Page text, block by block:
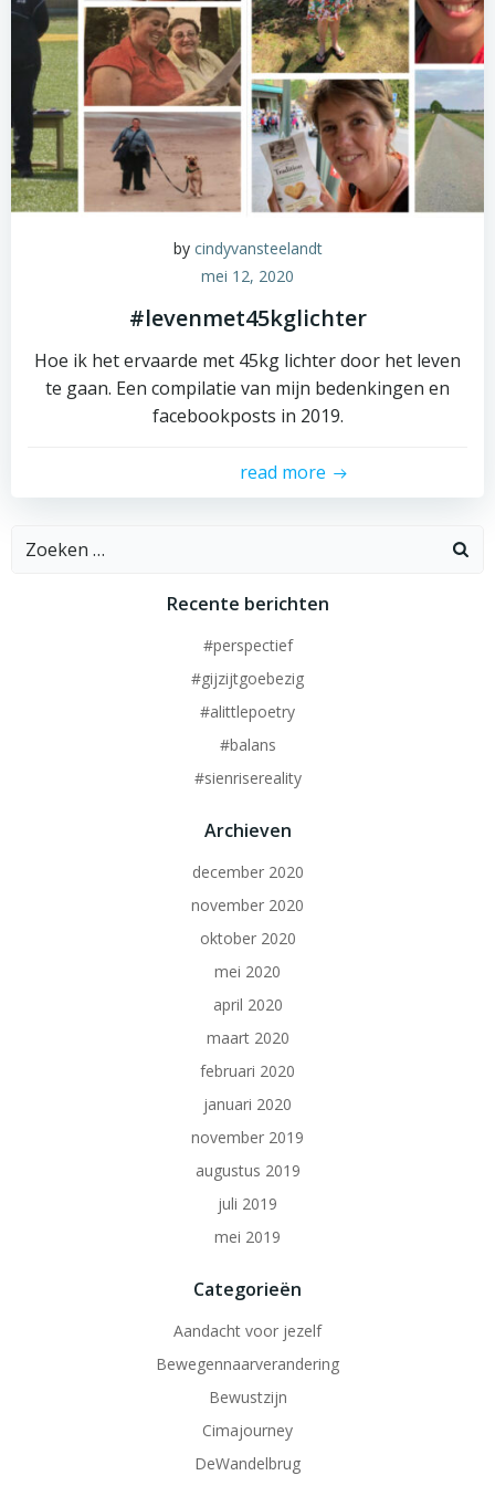
by cindyvansteelandt
mei 12, 2020
#levenmet45kglichter
Hoe ik het ervaarde met 45kg lichter door het leven
te gaan. Een compilatie van mijn bedenkingen en
facebookposts in 2019.
read more
Zoeken
Recente berichten
#perspectief
#gijzijtgoebezig
#alittlepoetry
#balans
#sienrisereality
Archieven
december 2020
november 2020
oktober 2020
mei 2020
april 2020
maart 2020
februari 2020
januari 2020
november 2019
augustus 2019
juli 2019
mei 2019
Categorieën
Aandacht voor jezelf
Bewegennaarverandering
Bewustzijn
Cimajourney
DeWandelbrug